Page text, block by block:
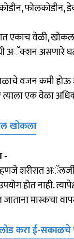
फोलकोडीन,
एकाच वेळी,
अॅक्शन असणारे
वजन कमी होऊ
त्याला एक वेळा
खोकला
-
शरीरात अॅलर्जी
होत नाही.
मास्कचा
करा ई-